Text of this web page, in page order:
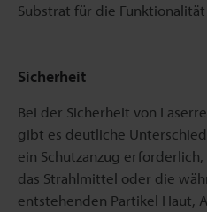
Substrat für die
Sicherheit
Bei der Sicherheit von
gibt es deutliche
ein Schutzanzug
das Strahlmittel oder die
entstehenden Partikel Haut,